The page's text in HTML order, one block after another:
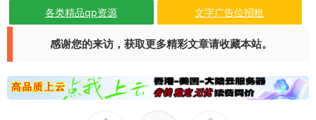
各类精品qp资源 文字广告位招租
感谢您的来访，获取更多精彩文章请收藏本站。